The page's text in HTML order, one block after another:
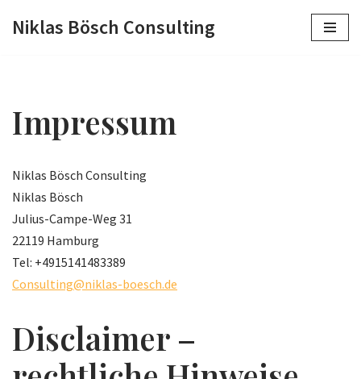
Niklas Bösch Consulting
Impressum
Niklas Bösch Consulting
Niklas Bösch
Julius-Campe-Weg 31
22119 Hamburg
Tel: +4915141483389
Consulting@niklas-boesch.de
Disclaimer –